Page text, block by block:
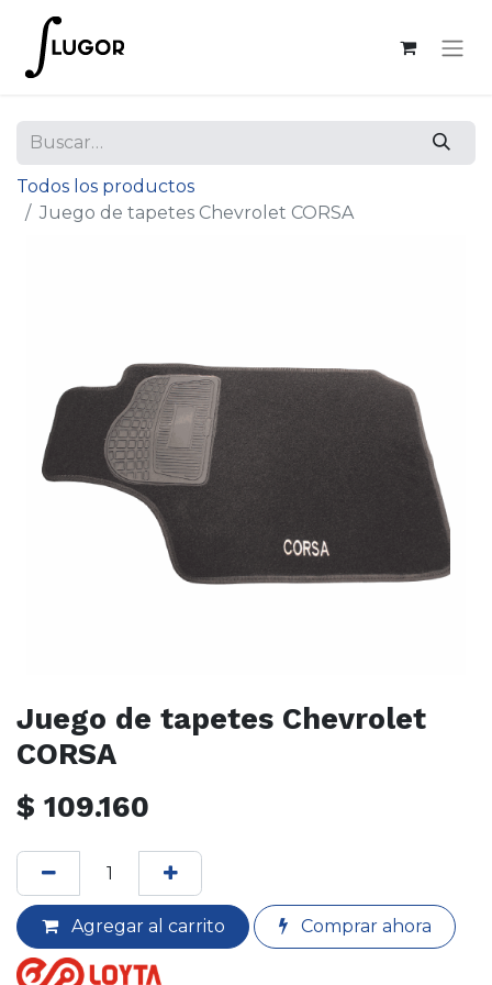
Todos los productos
Juego de tapetes Chevrolet CORSA
Juego de tapetes Chevrolet
CORSA
$ 109.160
Agregar al carrito Comprar ahora